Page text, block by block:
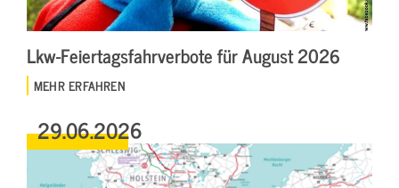
Lkw-Feiertagsfahrverbote für August 2026
MEHR ERFAHREN
29.06.2026